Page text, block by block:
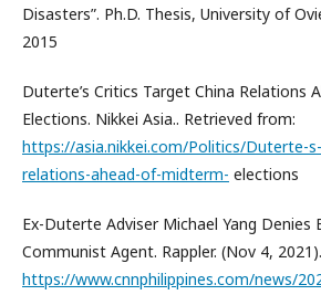
Disasters”. Ph.D. Thesis, University of
2015
Duterte’s Critics Target China Relations
Elections. Nikkei Asia.. Retrieved from:
https://asia.nikkei.com/Politics/Duterte-
relations-ahead-of-midterm- elections
Ex-Duterte Adviser Michael Yang Denies
Communist Agent. Rappler. (Nov 4,
https://www.cnnphilippines.com/news/